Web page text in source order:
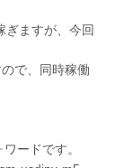
ぎますが、今回
で、同時稼働
ードです。